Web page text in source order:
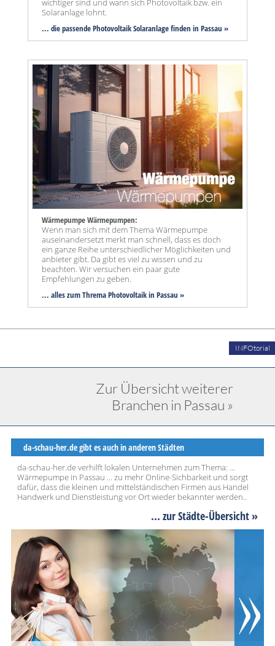
wichtiger sind und wann sich Photovoltaik bzw. ein
Solaranlage lohnt.
... die passende Photovoltaik Solaranlage finden in Passau »
Wärmepumpe Wärmepumpen:
Wenn man sich mit dem Thema Wärmepumpe
auseinandersetzt merkt man schnell, dass es doch
ein ganze Reihe unterschiedlicher Möglichkeiten und
anbieter gibt. Da gibt es viel zu wissen und zu
beachten. Wir versuchen ein paar gute
Empfehlungen zu geben.
... alles zum Threma Photovoltaik in Passau »
INFOtorial
Zur Übersicht weiterer
Branchen in Passau »
da-schau-her.de gibt es auch in anderen Städten
da-schau-her.de verhilft lokalen Unternehmen zum Thema: ...
Wärmepumpe in Passau ... zu mehr Online-Sichbarkeit und sorgt
dafür, dass die kleinen und mittelständischen Firmen aus Handel
Handwerk und Dienstleistung vor Ort wieder bekannter werden..
... zur Städte-Übersicht »